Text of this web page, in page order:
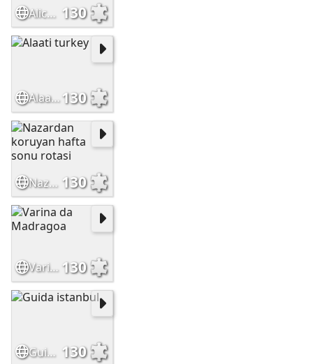
Alicate Turquía 130
Alaati turkey130
Nazardan koruyan hafta sonu rotasi 130
Varina da Madragoa 130
Guida istanbul 130